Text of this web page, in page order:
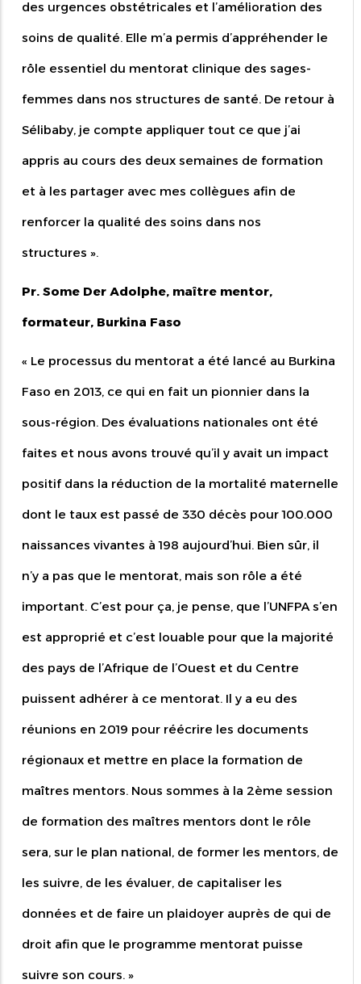
des urgences obstétricales et l’amélioration des
soins de qualité. Elle m’a permis d’appréhender le
rôle essentiel du mentorat clinique des sages-
femmes dans nos structures de santé. De retour à
Sélibaby, je compte appliquer tout ce que j’ai
appris au cours des deux semaines de formation
et à les partager avec mes collègues afin de
renforcer la qualité des soins dans nos
structures ».
Pr. Some Der Adolphe, maître mentor,
formateur, Burkina Faso
« Le processus du mentorat a été lancé au Burkina
Faso en 2013, ce qui en fait un pionnier dans la
sous-région. Des évaluations nationales ont été
faites et nous avons trouvé qu’il y avait un impact
positif dans la réduction de la mortalité maternelle
dont le taux est passé de 330 décès pour 100.000
naissances vivantes à 198 aujourd’hui. Bien sûr, il
n’y a pas que le mentorat, mais son rôle a été
important. C’est pour ça, je pense, que l’UNFPA s’en
est approprié et c’est louable pour que la majorité
des pays de l’Afrique de l’Ouest et du Centre
puissent adhérer à ce mentorat. Il y a eu des
réunions en 2019 pour réécrire les documents
régionaux et mettre en place la formation de
maîtres mentors. Nous sommes à la 2ème session
de formation des maîtres mentors dont le rôle
sera, sur le plan national, de former les mentors, de
les suivre, de les évaluer, de capitaliser les
données et de faire un plaidoyer auprès de qui de
droit afin que le programme mentorat puisse
suivre son cours. »